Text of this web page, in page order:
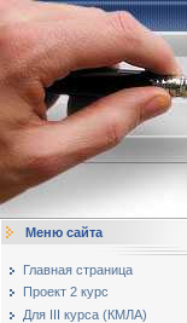
Меню сайта
Главная страница
Проект 2 курс
Для III курса (КМЛА)